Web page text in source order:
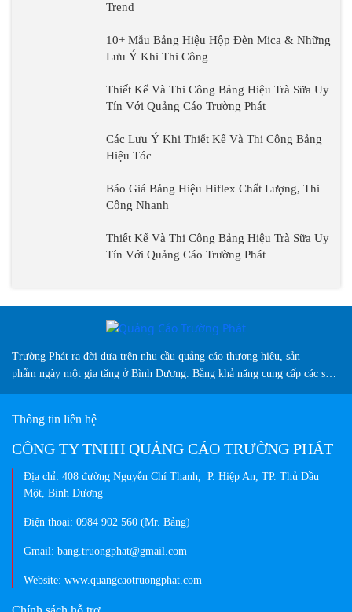
Trend
10+ Mẫu Bảng Hiệu Hộp Đèn Mica & Những
Lưu Ý Khi Thi Công
Thiết Kế Và Thi Công Bảng Hiệu Trà Sữa Uy
Tín Với Quảng Cáo Trường Phát
Các Lưu Ý Khi Thiết Kế Và Thi Công Bảng
Hiệu Tóc
Báo Giá Bảng Hiệu Hiflex Chất Lượng, Thi
Công Nhanh
Thiết Kế Và Thi Công Bảng Hiệu Trà Sữa Uy
Tín Với Quảng Cáo Trường Phát
Trường Phát ra đời dựa trên nhu cầu quảng cáo thương hiệu, sản
phẩm ngày một gia tăng ở Bình Dương. Bằng khả năng cung cấp các sản
Thông tin liên hệ
CÔNG TY TNHH QUẢNG CÁO TRƯỜNG PHÁT
Địa chỉ: 408 đường Nguyễn Chí Thanh, P. Hiệp An, TP. Thủ Dầu
Một, Bình Dương
Điện thoại: 0984 902 560 (Mr. Bảng)
Gmail: bang.truongphat@gmail.com
Website: www.quangcaotruongphat.com